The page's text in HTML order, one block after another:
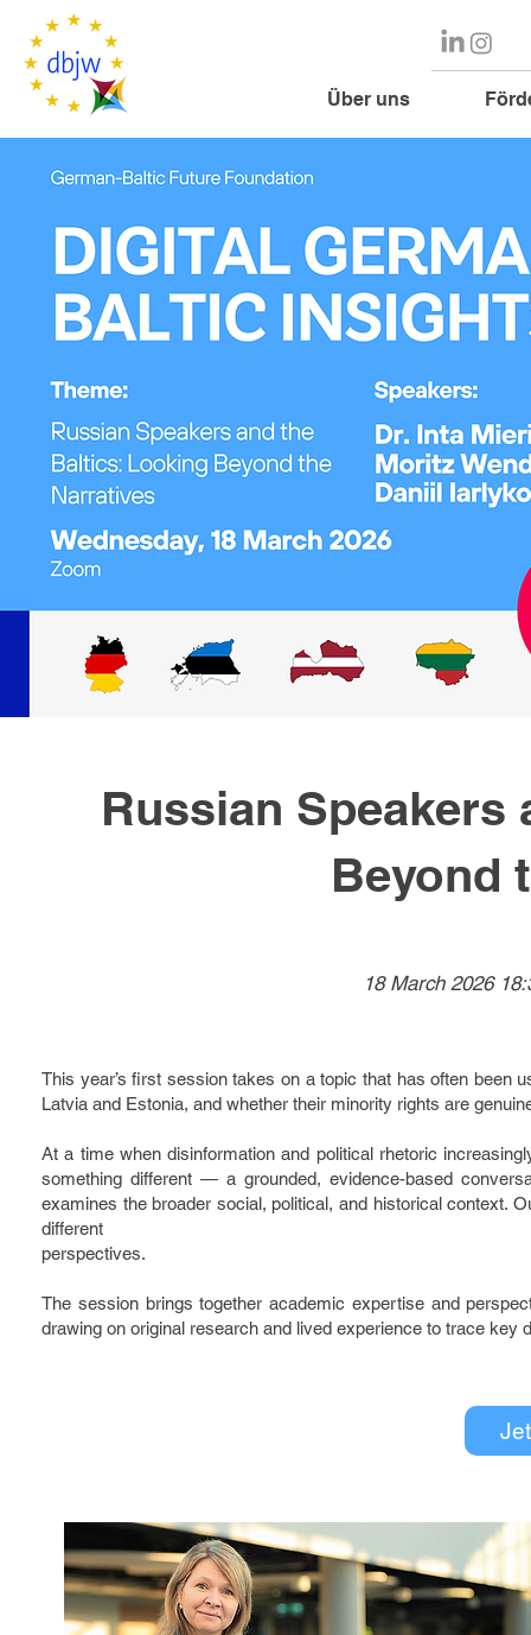
Über uns
Russian
Beyond
18 March 2026
This year’s first session takes on a topic that has often been
Latvia and Estonia, and whether their minority rights are
At a time when disinformation and political rhetoric
something different — a grounded, evidence-based
examines the broader social, political, and historical context.
different
perspectives.
The session brings together academic expertise and
drawing on original research and lived experience to trace